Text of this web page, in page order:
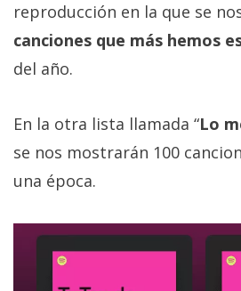
reproducción en la que se
canciones que más hemos
del año.
En la otra lista llamada “Lo
se nos mostrarán 100
una época.